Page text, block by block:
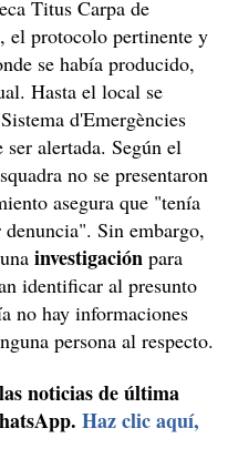
Titus Carpa de
el protocolo pertinente y
se había producido,
Hasta el local se
d'Emergències
ser alertada. Según el
no se presentaron
asegura que "tenía
Sin embargo,
investigación para
identificar al presunto
no hay informaciones
persona al respecto.
noticias de última
Haz clic aquí,